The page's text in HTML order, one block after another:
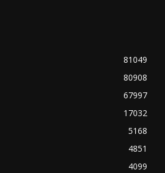
81049
80908
67997
17032
5168
4851
4099